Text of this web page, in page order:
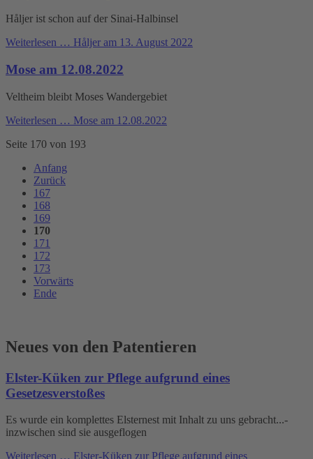
Håljer ist schon auf der Sinai-Halbinsel
Weiterlesen … Håljer am 13. August 2022
Mose am 12.08.2022
Veltheim bleibt Moses Wandergebiet
Weiterlesen … Mose am 12.08.2022
Seite 170 von 193
Anfang
Zurück
167
168
169
170
171
172
173
Vorwärts
Ende
Neues von den Patentieren
Elster-Küken zur Pflege aufgrund eines
Gesetzesverstoßes
Es wurde ein komplettes Elsternest mit Inhalt zu uns gebracht...-
inzwischen sind sie ausgeflogen
Weiterlesen … Elster-Küken zur Pflege aufgrund eines